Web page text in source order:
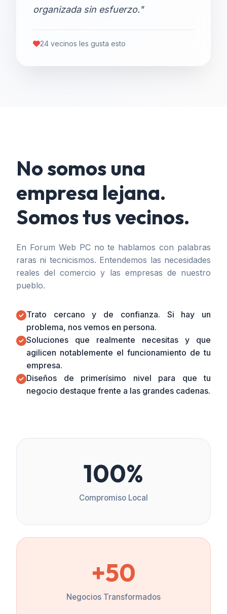
organizada sin esfuerzo."
24 vecinos les gusta esto
No somos una
empresa lejana.
Somos tus vecinos.
En Forum Web PC no te hablamos con palabras
raras ni tecnicismos. Entendemos las necesidades
reales del comercio y las empresas de nuestro
pueblo.
Trato cercano y de confianza. Si hay un
problema, nos vemos en persona.
Soluciones que realmente necesitas y que
agilicen notablemente el funcionamiento de tu
empresa.
Diseños de primerísimo nivel para que tu
negocio destaque frente a las grandes cadenas.
100%
Compromiso Local
+50
Negocios Transformados